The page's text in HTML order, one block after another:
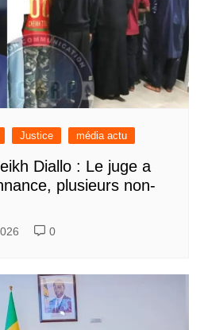
Justice média actu
Diallo : Le juge a
plusieurs non-
0